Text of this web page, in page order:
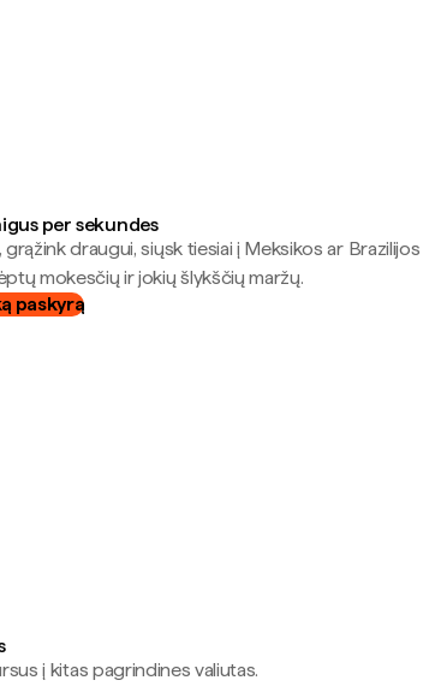
per sekundes
grąžink draugui, siųsk tiesiai į Meksikos ar Brazilijos
mokesčių ir jokių šlykščių maržų.
paskyrą
į kitas pagrindines valiutas.